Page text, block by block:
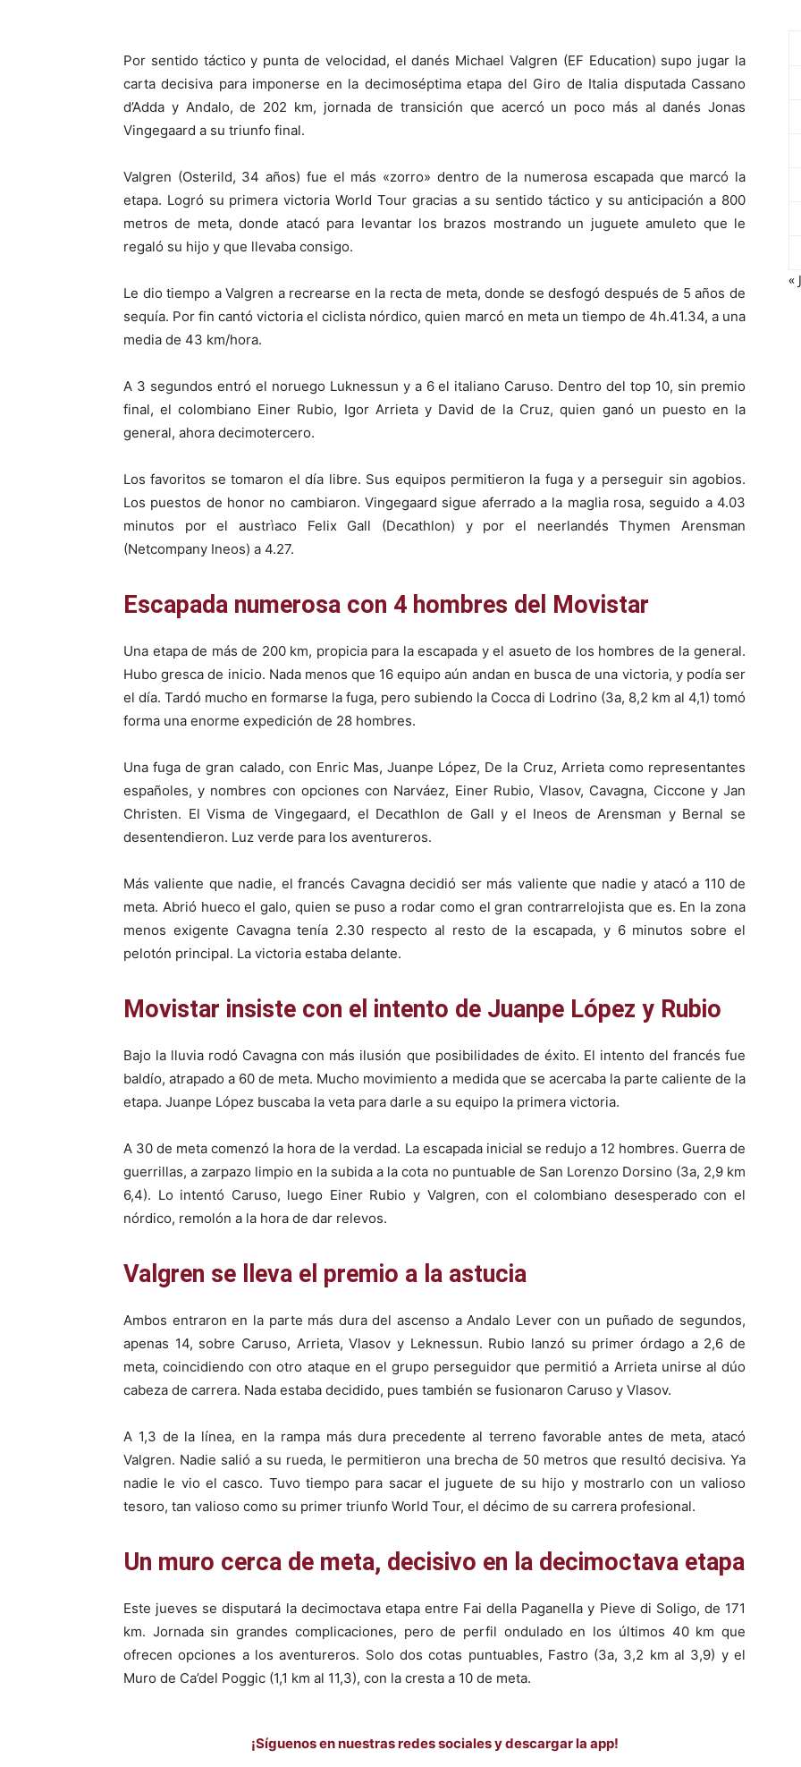
Por sentido táctico y punta de velocidad, el danés Michael Valgren (EF Education) supo jugar la
carta decisiva para imponerse en la decimoséptima etapa del Giro de Italia disputada Cassano
d’Adda y Andalo, de 202 km, jornada de transición que acercó un poco más al danés Jonas
Vingegaard a su triunfo final.
Valgren (Osterild, 34 años) fue el más «zorro» dentro de la numerosa escapada que marcó la
etapa. Logró su primera victoria World Tour gracias a su sentido táctico y su anticipación a 800
metros de meta, donde atacó para levantar los brazos mostrando un juguete amuleto que le
regaló su hijo y que llevaba consigo.
Le dio tiempo a Valgren a recrearse en la recta de meta, donde se desfogó después de 5 años de
sequía. Por fin cantó victoria el ciclista nórdico, quien marcó en meta un tiempo de 4h.41.34, a una
media de 43 km/hora.
A 3 segundos entró el noruego Luknessun y a 6 el italiano Caruso. Dentro del top 10, sin premio
final, el colombiano Einer Rubio, Igor Arrieta y David de la Cruz, quien ganó un puesto en la
general, ahora decimotercero.
Los favoritos se tomaron el día libre. Sus equipos permitieron la fuga y a perseguir sin agobios.
Los puestos de honor no cambiaron. Vingegaard sigue aferrado a la maglia rosa, seguido a 4.03
minutos por el austrìaco Felix Gall (Decathlon) y por el neerlandés Thymen Arensman
(Netcompany Ineos) a 4.27.
Escapada numerosa con 4 hombres del Movistar
Una etapa de más de 200 km, propicia para la escapada y el asueto de los hombres de la general.
Hubo gresca de inicio. Nada menos que 16 equipo aún andan en busca de una victoria, y podía ser
el día. Tardó mucho en formarse la fuga, pero subiendo la Cocca di Lodrino (3a, 8,2 km al 4,1) tomó
forma una enorme expedición de 28 hombres.
Una fuga de gran calado, con Enric Mas, Juanpe López, De la Cruz, Arrieta como representantes
españoles, y nombres con opciones con Narváez, Einer Rubio, Vlasov, Cavagna, Ciccone y Jan
Christen. El Visma de Vingegaard, el Decathlon de Gall y el Ineos de Arensman y Bernal se
desentendieron. Luz verde para los aventureros.
Más valiente que nadie, el francés Cavagna decidió ser más valiente que nadie y atacó a 110 de
meta. Abrió hueco el galo, quien se puso a rodar como el gran contrarrelojista que es. En la zona
menos exigente Cavagna tenía 2.30 respecto al resto de la escapada, y 6 minutos sobre el
pelotón principal. La victoria estaba delante.
Movistar insiste con el intento de Juanpe López y Rubio
Bajo la lluvia rodó Cavagna con más ilusión que posibilidades de éxito. El intento del francés fue
baldío, atrapado a 60 de meta. Mucho movimiento a medida que se acercaba la parte caliente de la
etapa. Juanpe López buscaba la veta para darle a su equipo la primera victoria.
A 30 de meta comenzó la hora de la verdad. La escapada inicial se redujo a 12 hombres. Guerra de
guerrillas, a zarpazo limpio en la subida a la cota no puntuable de San Lorenzo Dorsino (3a, 2,9 km
6,4). Lo intentó Caruso, luego Einer Rubio y Valgren, con el colombiano desesperado con el
nórdico, remolón a la hora de dar relevos.
Valgren se lleva el premio a la astucia
Ambos entraron en la parte más dura del ascenso a Andalo Lever con un puñado de segundos,
apenas 14, sobre Caruso, Arrieta, Vlasov y Leknessun. Rubio lanzó su primer órdago a 2,6 de
meta, coincidiendo con otro ataque en el grupo perseguidor que permitió a Arrieta unirse al dúo
cabeza de carrera. Nada estaba decidido, pues también se fusionaron Caruso y Vlasov.
A 1,3 de la línea, en la rampa más dura precedente al terreno favorable antes de meta, atacó
Valgren. Nadie salió a su rueda, le permitieron una brecha de 50 metros que resultó decisiva. Ya
nadie le vio el casco. Tuvo tiempo para sacar el juguete de su hijo y mostrarlo con un valioso
tesoro, tan valioso como su primer triunfo World Tour, el décimo de su carrera profesional.
Un muro cerca de meta, decisivo en la decimoctava etapa
Este jueves se disputará la decimoctava etapa entre Fai della Paganella y Pieve di Soligo, de 171
km. Jornada sin grandes complicaciones, pero de perfil ondulado en los últimos 40 km que
ofrecen opciones a los aventureros. Solo dos cotas puntuables, Fastro (3a, 3,2 km al 3,9) y el
Muro de Ca’del Poggic (1,1 km al 11,3), con la cresta a 10 de meta.
¡Síguenos en nuestras redes sociales y descargar la app!
«